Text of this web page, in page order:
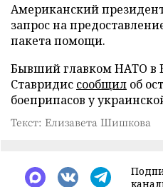
Американский
запрос на
пакета помощи.
Бывший главком НАТО в
Ставридис сообщил об
боеприпасов у
Текст: Елизавета Шишкова